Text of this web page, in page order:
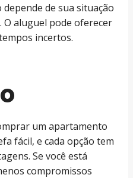
depende de sua situação
O aluguel pode oferecer
incertos.
um apartamento
fácil, e cada opção tem
Se você está
compromissos